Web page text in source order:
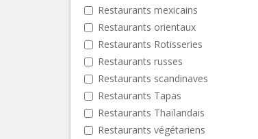
Restaurants mexicains
Restaurants orientaux
Restaurants Rotisseries
Restaurants russes
Restaurants scandinaves
Restaurants Tapas
Restaurants Thaïlandais
Restaurants végétariens